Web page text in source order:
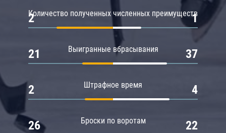
Количество полученных численных преимуществ
2 1
Выигранные вбрасывания
21 37
Штрафное время
2 4
Броски по воротам
26 22